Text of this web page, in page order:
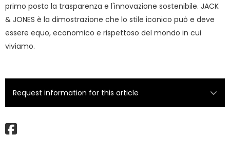
primo posto la trasparenza e l'innovazione sostenibile. JACK
& JONES è la dimostrazione che lo stile iconico può e deve
essere equo, economico e rispettoso del mondo in cui
viviamo.
Request information for this article